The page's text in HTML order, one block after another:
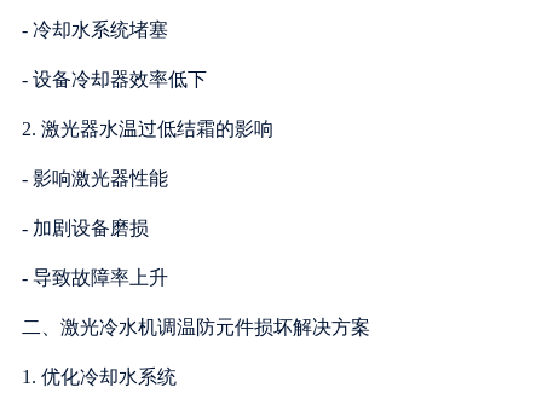
- 冷却水系统堵塞
- 设备冷却器效率低下
2. 激光器水温过低结霜的影响
- 影响激光器性能
- 加剧设备磨损
- 导致故障率上升
二、激光冷水机调温防元件损坏解决方案
1. 优化冷却水系统